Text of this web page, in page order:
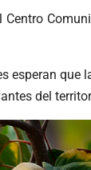
esperan
del